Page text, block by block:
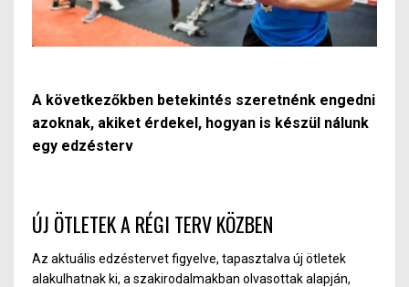
A következőkben betekintés szeretnénk engedni
azoknak, akiket érdekel, hogyan is készül nálunk
egy edzésterv
ÚJ ÖTLETEK A RÉGI TERV KÖZBEN
Az aktuális edzéstervet figyelve, tapasztalva új ötletek
alakulhatnak ki, a szakirodalmakban olvasottak alapján,